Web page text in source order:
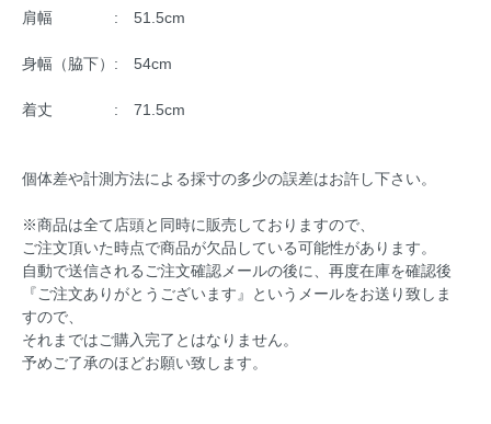
肩幅 : 51.5cm
身幅（脇下）: 54cm
着丈 : 71.5cm
個体差や計測方法による採寸の多少の誤差はお許し下さい。
※商品は全て店頭と同時に販売しておりますので、
ご注文頂いた時点で商品が欠品している可能性があります。
自動で送信されるご注文確認メールの後に、再度在庫を確認後
『ご注文ありがとうございます』というメールをお送り致しま
すので、
それまではご購入完了とはなりません。
予めご了承のほどお願い致します。